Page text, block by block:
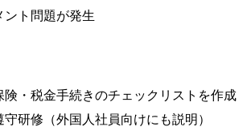
ント問題が発生
険・税金手続きのチェックリストを作成
研修（外国人社員向けにも説明）